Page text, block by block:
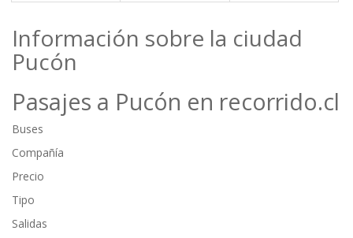
Información sobre la ciudad
Pucón
Pasajes a Pucón en recorrido.cl
Buses
Compañía
Precio
Tipo
Salidas